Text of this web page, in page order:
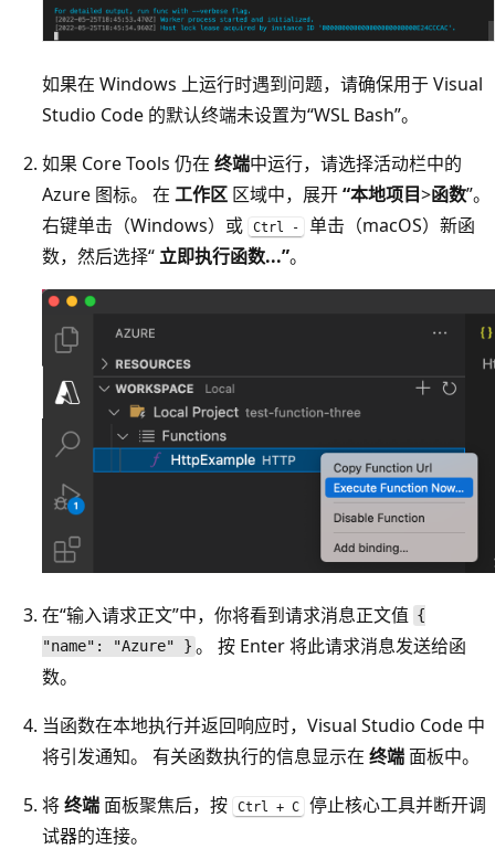
如果在 Windows 上运行时遇到问题，请确保用于 Visual
Studio Code 的默认终端未设置为“WSL Bash”。
如果 Core Tools 仍在 终端中运行，请选择活动栏中的
Azure 图标。 在 工作区 区域中，展开“本地项目>函数”。
右键单击（Windows）或
Ctrl -
单击（macOS）新函
数，然后选择“立即执行函数...”。
在“输入请求正文”中，你将看到请求消息正文值 {
"name": "Azure" } 。 按 Enter 将此请求消息发送给函
数。
当函数在本地执行并返回响应时，Visual Studio Code 中
将引发通知。 有关函数执行的信息显示在 终端 面板中。
将终端 面板聚焦后，按 Ctrl + C
停止核心工具并断开调
试器的连接。